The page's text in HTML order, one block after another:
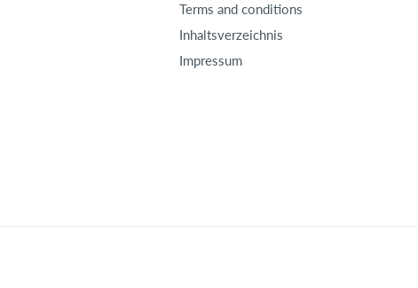
Terms and conditions
Inhaltsverzeichnis
Impressum